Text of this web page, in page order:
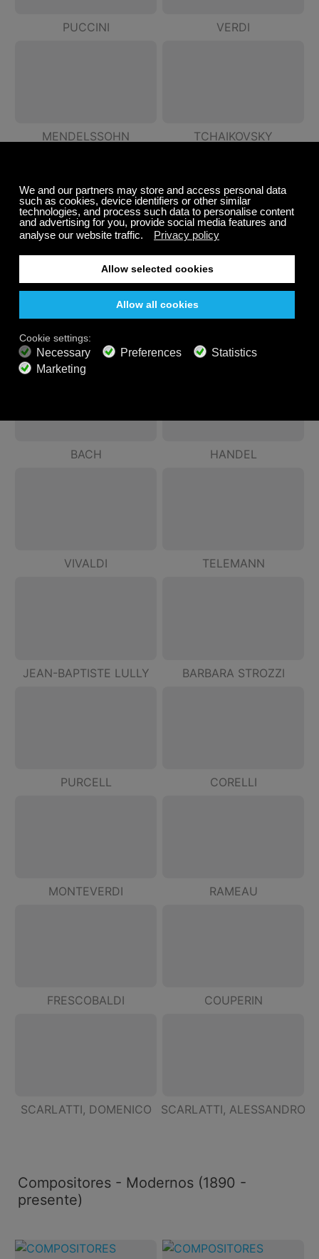
PUCCINI VERDI
MENDELSSOHN TCHAIKOVSKY
Compositores - Barrocos (1600 - 1750)
BACH HANDEL
VIVALDI TELEMANN
JEAN-BAPTISTE LULLY BARBARA STROZZI
PURCELL CORELLI
MONTEVERDI RAMEAU
FRESCOBALDI COUPERIN
SCARLATTI, DOMENICO SCARLATTI, ALESSANDRO
Compositores - Modernos (1890 -
presente)